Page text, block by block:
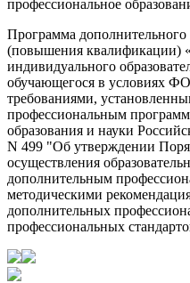
профессиональное
Программа дополнительного
(повышения квалификации)
индивидуального
обучающегося в условиях
требованиями,
профессиональным
образования и науки
N 499 "Об утверждении
осуществления
дополнительным
методическими
дополнительных
профессиональных